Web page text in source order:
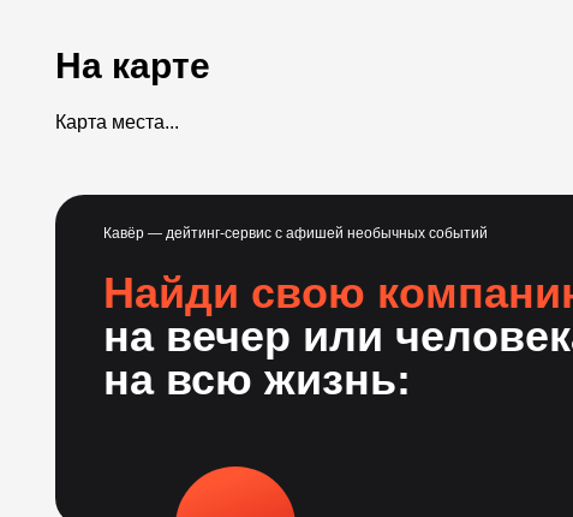
На карте
Карта места...
Кавёр — дейтинг-сервис с афишей необычных событий
Найди свою
на вечер или
на всю жизнь: